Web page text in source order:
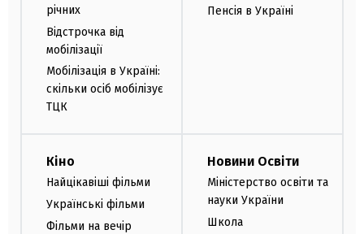
річних
Відстрочка від
мобілізації
Мобілізація в Україні:
скільки осіб мобілізує
ТЦК
Пенсія в Україні
Кіно
Найцікавіші фільми
Українські фільми
Фільми на вечір
Новини Освіти
Міністерство освіти та
науки України
Школа